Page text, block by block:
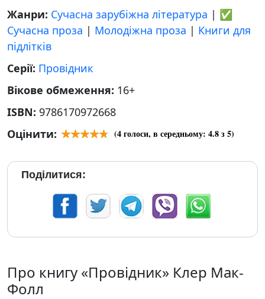
Жанри: Сучасна зарубіжна література | ✅
Сучасна проза | Молодіжна проза | Книги для
підлітків
Серії: Провідник
Вікове обмеження: 16+
ISBN: 9786170972668
Оцінити:
(4голоси, в середньому: 4.8з 5)
Поділитися:
Про книгу «Провідник» Клер Мак-
Фолл